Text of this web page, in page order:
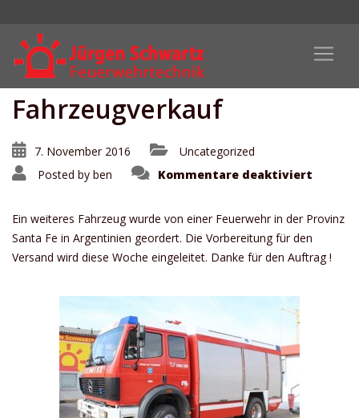
Fahrzeugverkauf
7. November 2016
Uncategorized
Posted by ben Kommentare deaktiviert
Ein weiteres Fahrzeug wurde von einer Feuerwehr in der Provinz
Santa Fe in Argentinien geordert. Die Vorbereitung für den
Versand wird diese Woche eingeleitet. Danke für den Auftrag !